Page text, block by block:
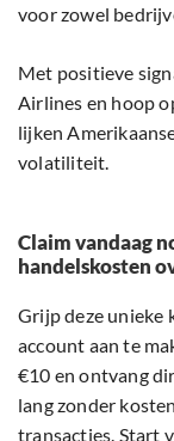
voor zowel
Met positieve
Airlines en hoop
lijken
volatiliteit.
Claim vandaag
handelskosten
Grijp deze unieke
account aan te
€10 en ontvang
lang zonder
transacties. Start